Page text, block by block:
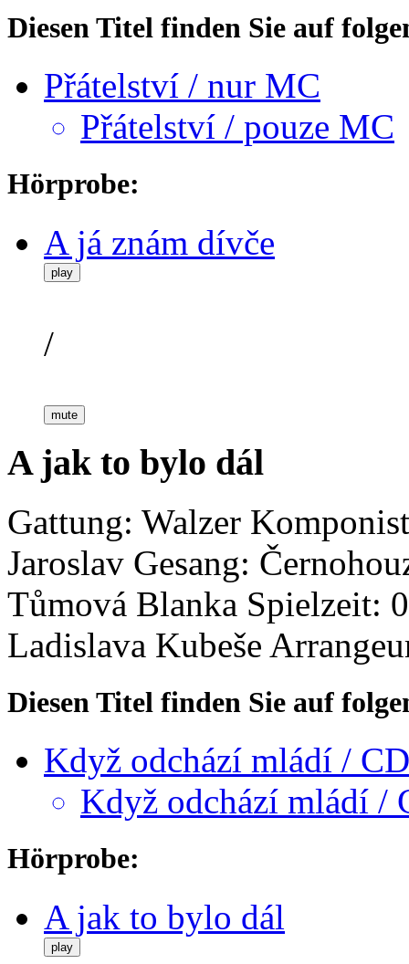
Diesen Titel finden Sie auf
Přátelství / nur MC
Přátelství / pouze MC
Hörprobe:
A já znám dívče
play
/
mute
A jak to bylo dál
Gattung: Walzer
Jaroslav Gesang:
Tůmová Blanka Spielzeit:
Ladislava Kubeše
Diesen Titel finden Sie auf
Když odchází mládí /
Když odchází mládí /
Hörprobe:
A jak to bylo dál
play